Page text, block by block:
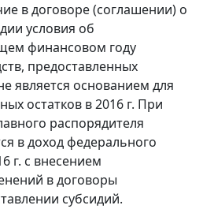
в договоре (соглашении) о
условия об
финансовом году
предоставленных
является основанием для
остатков в 2016 г. При
распорядителя
в доход федерального
г. с внесением
в договоры
субсидий.